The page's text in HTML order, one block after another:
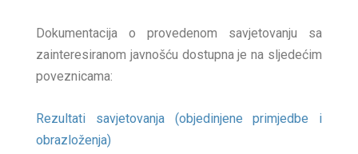
Dokumentacija o provedenom savjetovanju sa
zainteresiranom javnošću dostupna je na sljedećim
poveznicama:
Rezultati savjetovanja (objedinjene primjedbe i
obrazloženja)